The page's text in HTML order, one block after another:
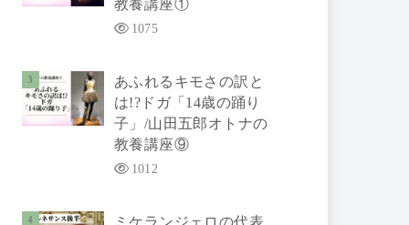
教養講座①
1075
あふれるキモさの訳と
は!?ドガ「14歳の踊り
子」/山田五郎オトナの
教養講座⑨
1012
ミケランジェロの代表